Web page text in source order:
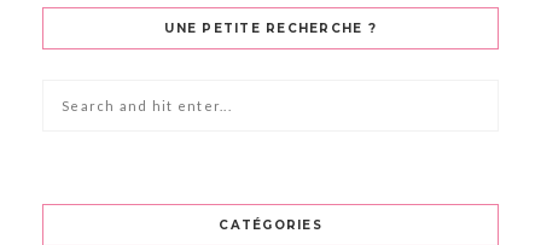
UNE PETITE RECHERCHE ?
CATÉGORIES